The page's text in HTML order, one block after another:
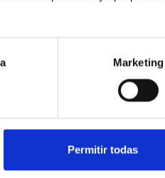
Marketing
Permitir todas
CHARLA
A
Meter
This
subsystems
Observatory
technical